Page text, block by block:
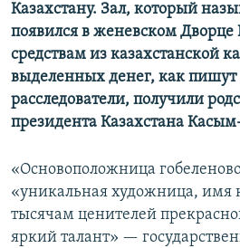
Казахстану. Зал, который
появился в женевском Дворце
средствам из казахстанской
выделенных денег, как
расследователи, получили
президента Казахстана
«Основоположница
«уникальная художница, имя
тысячам ценителей
яркий талант» —